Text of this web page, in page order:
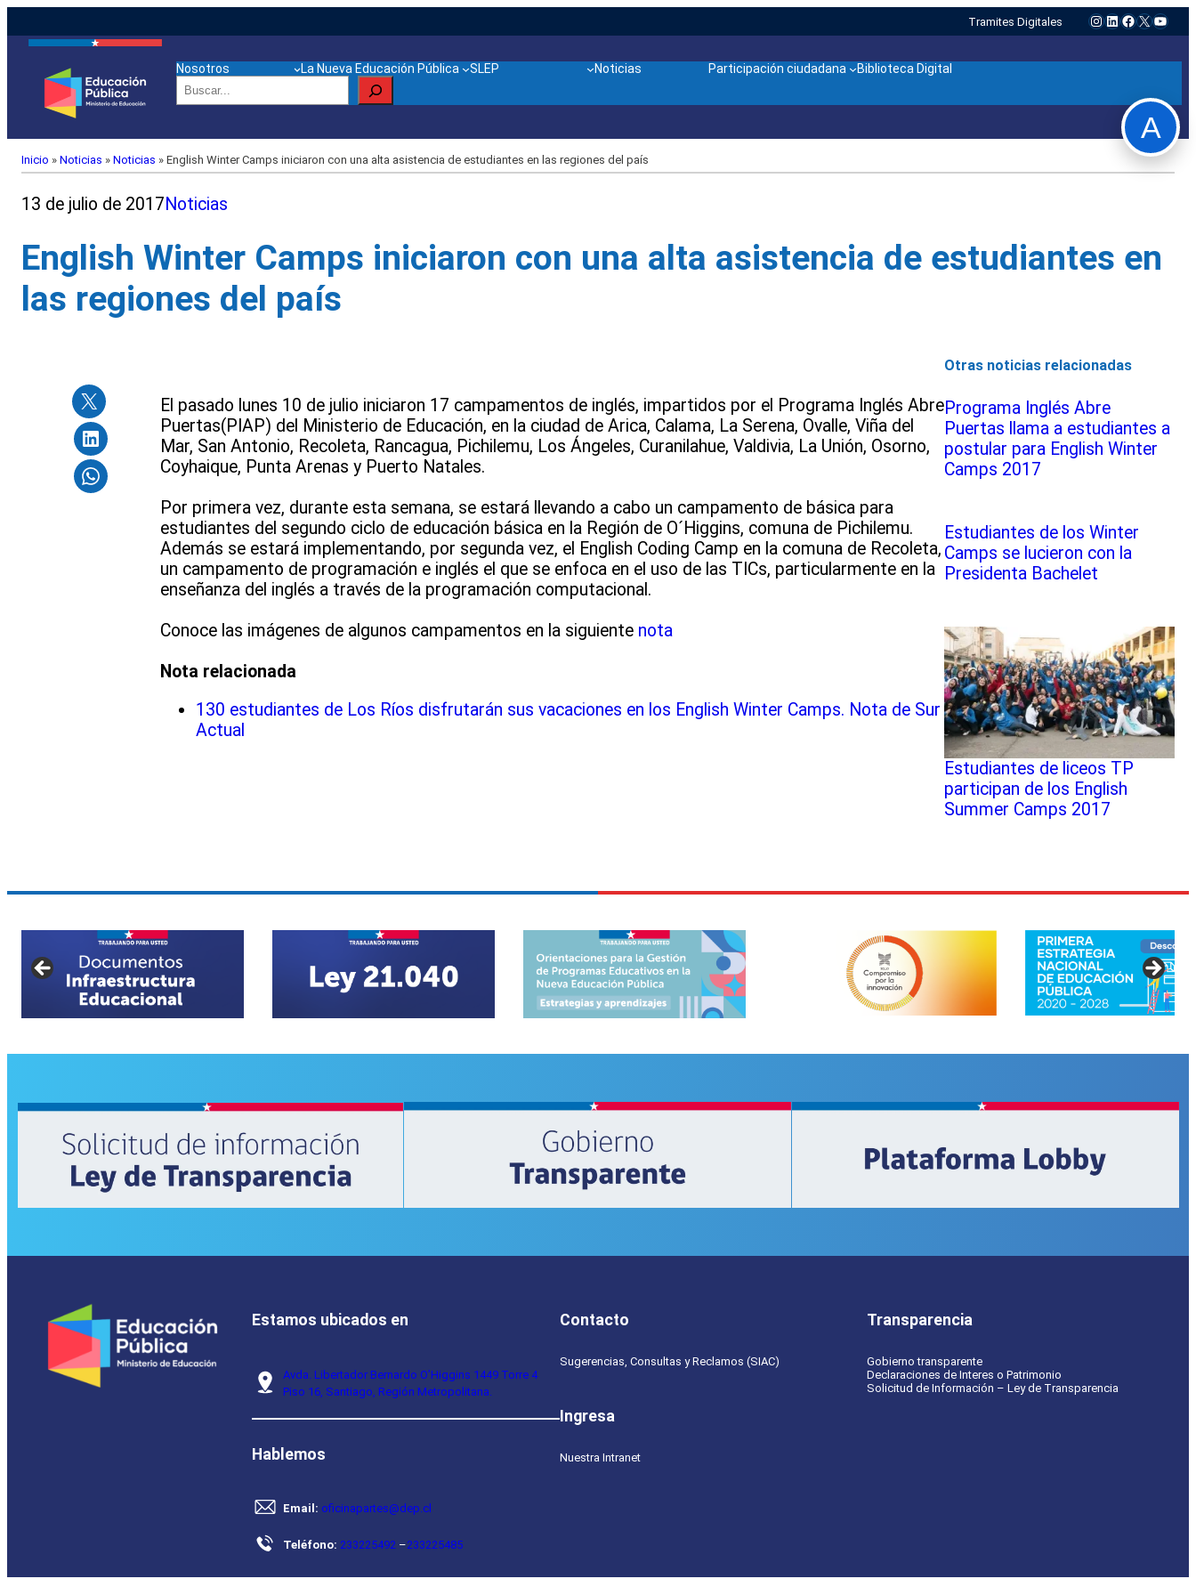
Tramites Digitales Instagram
LinkedIn
Facebook
X
Nosotros La Nueva Educación Pública SLEP Noticias Participación ciudadana
Biblioteca Digital
Buscar
Inicio » Noticias » Noticias » English Winter Camps iniciaron con una alta asistencia de estudiantes en las regiones del país
13 de julio de 2017Noticias
English Winter Camps iniciaron con una alta asistencia de estudiantes en
las regiones del país
El pasado lunes 10 de julio iniciaron 17 campamentos de inglés, impartidos por el Programa Inglés Abre
Puertas(PIAP) del Ministerio de Educación, en la ciudad de Arica, Calama, La Serena, Ovalle, Viña del
Mar, San Antonio, Recoleta, Rancagua, Pichilemu, Los Ángeles, Curanilahue, Valdivia, La Unión, Osorno,
Coyhaique, Punta Arenas y Puerto Natales.
Por primera vez, durante esta semana, se estará llevando a cabo un campamento de básica para
estudiantes del segundo ciclo de educación básica en la Región de O´Higgins, comuna de Pichilemu.
Además se estará implementando, por segunda vez, el English Coding Camp en la comuna de Recoleta,
un campamento de programación e inglés el que se enfoca en el uso de las TICs, particularmente en la
enseñanza del inglés a través de la programación computacional.
Conoce las imágenes de algunos campamentos en la siguiente nota
Nota relacionada
130 estudiantes de Los Ríos disfrutarán sus vacaciones en los English Winter Camps. Nota de Sur
Actual
Otras noticias relacionadas
Programa Inglés Abre
Puertas llama a estudiantes a
postular para English Winter
Camps 2017
Estudiantes de los Winter
Camps se lucieron con la
Presidenta Bachelet
Estudiantes de liceos TP
participan de los English
Summer Camps 2017
Estamos ubicados en
Avda. Libertador Bernardo O’Higgins 1449 Torre 4
Piso 16, Santiago, Región Metropolitana.
Hablemos
Email: oficinapartes@dep.cl
Teléfono: 233225492 –233225485
Contacto
Sugerencias, Consultas y Reclamos (SIAC)
Ingresa
Nuestra Intranet
Transparencia
Gobierno transparente
Declaraciones de Interes o Patrimonio
Solicitud de Información – Ley de Transparencia
A